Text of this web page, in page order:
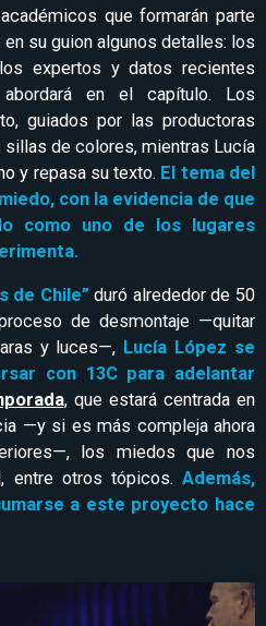
que formarán parte
su guion algunos detalles: los
expertos y datos recientes
en el capítulo. Los
guiados por las productoras
de colores, mientras Lucía
y repasa su texto. El tema del
con la evidencia de que
como uno de los lugares
de Chile” duró alrededor de 50
de desmontaje —quitar
y luces—, Lucía López se
con 13C para adelantar
, que estará centrada en
—y si es más compleja ahora
los miedos que nos
entre otros tópicos. Además,
a este proyecto hace